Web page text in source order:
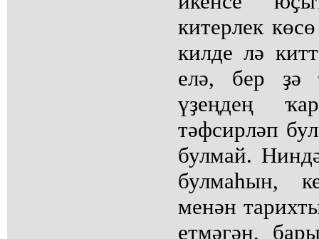
китерлек
килде лә
елә, бер ҙә
үҙеңдең
тәфсирләп
булмай.
булмаһын,
менән
етмәгән,